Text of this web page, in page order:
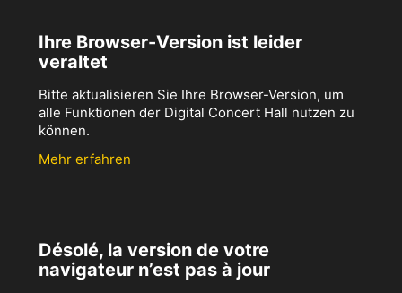
Ihre Browser-Version ist leider
veraltet
Bitte aktualisieren Sie Ihre Browser-Version, um
alle Funktionen der Digital Concert Hall nutzen zu
können.
Mehr erfahren
Désolé, la version de votre
navigateur n’est pas à jour